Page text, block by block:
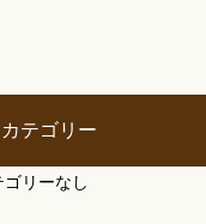
カテゴリー
ゴリーなし